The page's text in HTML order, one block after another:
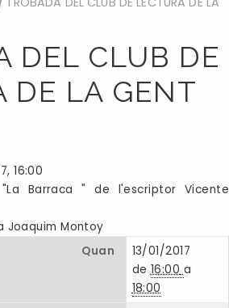
DEL CLUB DE
DE LA GENT
16:00
Barraca " de l'escriptor Vicente
Joaquim Montoy
Quan
13/01/2017
de 16:00 a
18:00